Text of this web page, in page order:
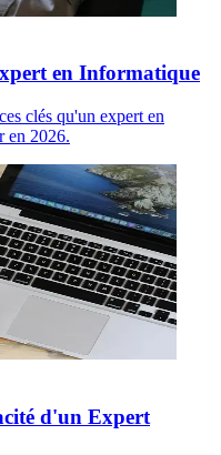
en Informatique
clés qu'un expert en
en 2026.
d'un Expert